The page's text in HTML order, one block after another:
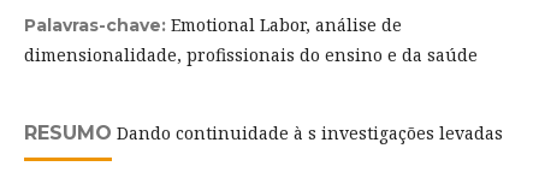
Palavras-chave: Emotional Labor, análise de
dimensionalidade, profissionais do ensino e da saúde
RESUMO Dando continuidade à s investigações levadas